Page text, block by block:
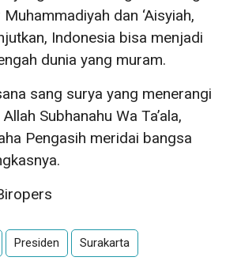
dan ‘Aisyiah,
Indonesia bisa menjadi
dunia yang muram.
sang surya yang menerangi
Subhanahu Wa Ta’ala,
Pengasih meridai bangsa
Presiden Surakarta